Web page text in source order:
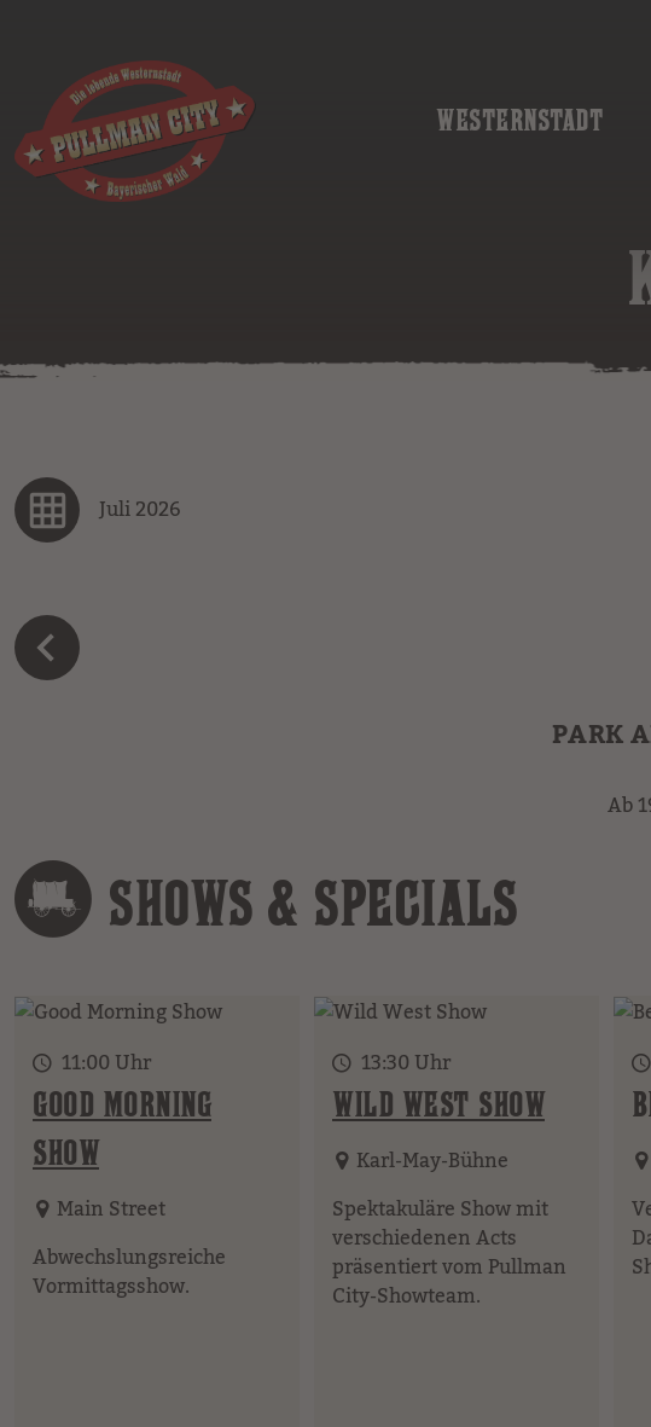
WESTERNSTADT
Juli 2026
PARK
Ab
SHOWS & SPECIALS
11:00 Uhr
GOOD MORNING
SHOW
Main Street
Abwechslungsreiche
Vormittagsshow.
13:30 Uhr
WILD WEST SHOW
Karl-May-Bühne
Spektakuläre Show mit
verschiedenen Acts
präsentiert vom Pullman
City-Showteam.